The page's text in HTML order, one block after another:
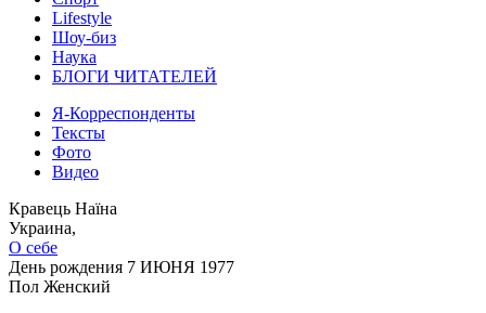
Lifestyle
Шоу-биз
Наука
БЛОГИ ЧИТАТЕЛЕЙ
Я-Корреспонденты
Тексты
Фото
Видео
Кравець Наїна
Украина,
О себе
День рождения 7 ИЮНЯ 1977
Пол Женский